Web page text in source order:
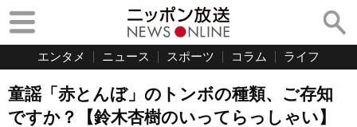
エンタメ ニュース スポーツ コラム ライフ
童謡「赤とんぼ」のトンボの種類、ご存知
ですか？【鈴木杏樹のいってらっしゃい】